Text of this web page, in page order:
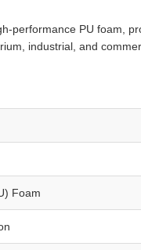
performance PU foam,
industrial, and
Foam